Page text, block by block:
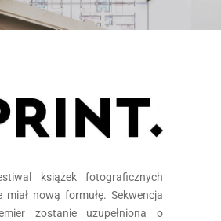
książek fotograficznych
miał nową formułę. Sekwencja
zostanie uzupełniona o